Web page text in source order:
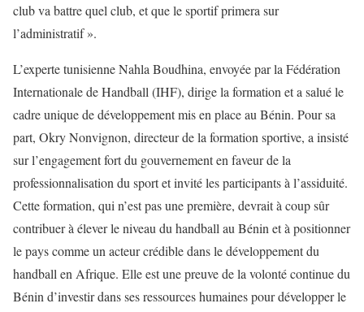
club va battre quel club, et que le sportif primera sur
l’administratif ».
L’experte tunisienne Nahla Boudhina, envoyée par la Fédération
Internationale de Handball (IHF), dirige la formation et a salué le
cadre unique de développement mis en place au Bénin. Pour sa
part, Okry Nonvignon, directeur de la formation sportive, a insisté
sur l’engagement fort du gouvernement en faveur de la
professionnalisation du sport et invité les participants à l’assiduité.
Cette formation, qui n’est pas une première, devrait à coup sûr
contribuer à élever le niveau du handball au Bénin et à positionner
le pays comme un acteur crédible dans le développement du
handball en Afrique. Elle est une preuve de la volonté continue du
Bénin d’investir dans ses ressources humaines pour développer le